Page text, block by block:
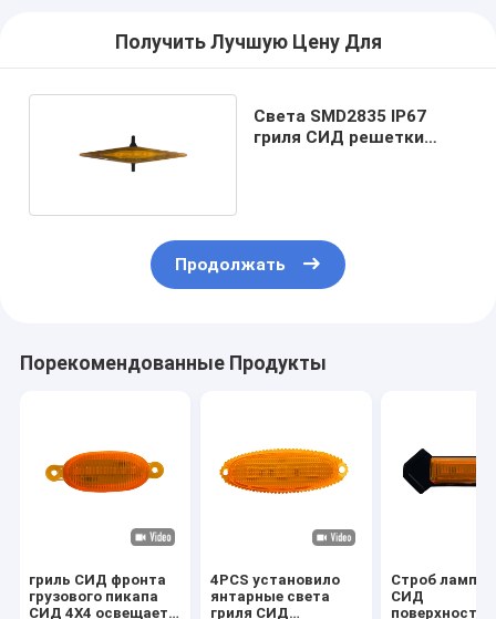
Получить Лучшую Цену Для
Света SMD2835 IP67
гриля СИД решетки
Продолжать
Порекомендованные Продукты
гриль СИД фронта
грузового пикапа
СИД 4X4 освещает
4PCS установило
янтарные света
гриля СИД
Строб ламп
СИД